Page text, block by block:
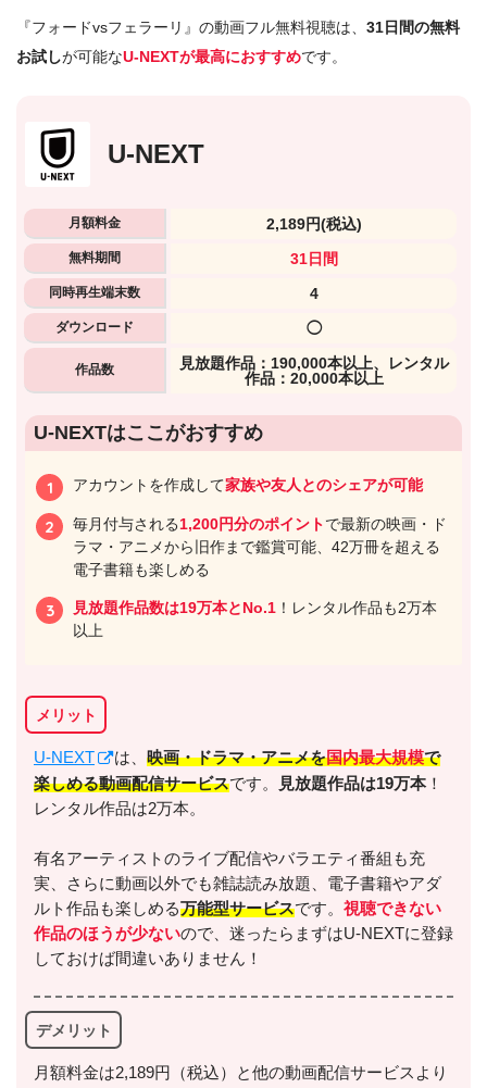
『フォードvsフェラーリ』の動画フル無料視聴は、 31日間の無料
お試しが可能なU-NEXTが最高におすすめです。
U-NEXT
月額料金 2,189円(税込)
無料期間 31日間
同時再生端末数 4
ダウンロード ◯
作品数
⾒放題作品：190,000本以上、レンタル
作品：20,000本以上
U-NEXTはここがおすすめ
アカウントを作成して家族や友人とのシェアが可能
毎月付与される1,200円分のポイントで最新の映画・ド
ラマ・アニメから旧作まで鑑賞可能、42万冊を超える
電子書籍も楽しめる
見放題作品数は19万本とNo.1 ！レンタル作品も2万本
以上
メリット
U-NEXT は、 映画・ドラマ・アニメを国内最大規模で
楽しめる動画配信サービスです。 見放題作品は19万本 ！
レンタル作品は2万本。
有名アーティストのライブ配信やバラエティ番組も充
実、さらに動画以外でも雑誌読み放題、電子書籍やアダ
ルト作品も楽しめる万能型サービスです。 視聴できない
作品のほうが少ないので、迷ったらまずはU-NEXTに登録
しておけば間違いありません！
デメリット
月額料金は2,189円（税込）と他の動画配信サービスより